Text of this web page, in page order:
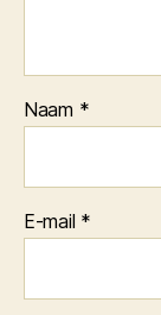
Naam *
E-mail *